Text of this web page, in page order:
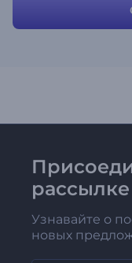
эффективный просто
клиентов.
Узнавайте о
новых